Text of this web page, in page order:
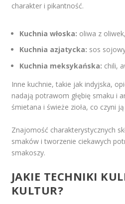
charakter i pikantność.
Kuchnia włoska: oliwa z
Kuchnia azjatycka: sos
Kuchnia meksykańska: chili,
Inne kuchnie, takie jak indyjska,
nadają potrawom głębię smaku i
śmietana i świeże zioła, co czyni
Znajomość charakterystycznych
smaków i tworzenie ciekawych
smakoszy.
JAKIE TECHNIKI
KULTUR?